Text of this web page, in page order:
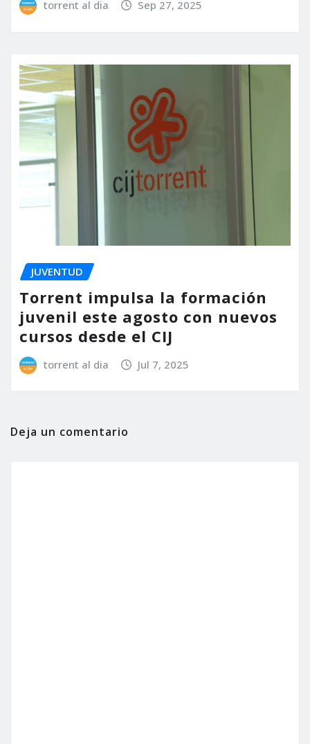
torrent al dia Sep 27, 2025
JUVENTUD
Torrent impulsa la formación
juvenil este agosto con nuevos
cursos desde el CIJ
torrent al dia Jul 7, 2025
Deja un comentario